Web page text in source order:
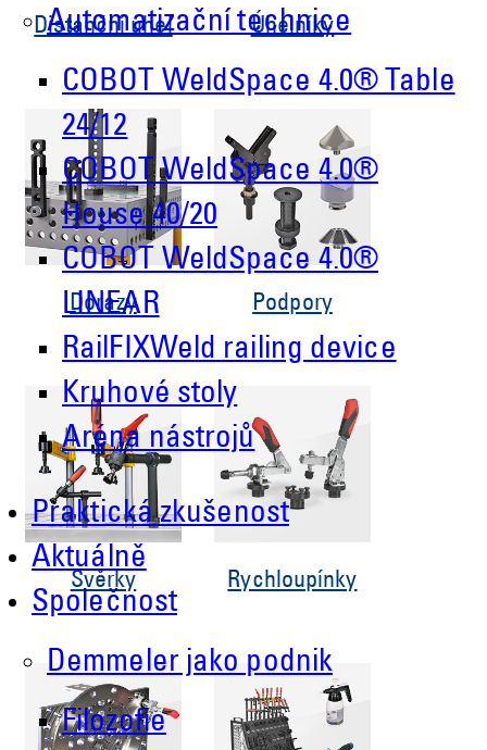
Automatizační technice
COBOT WeldSpace 4.0® Table
24/12
COBOT WeldSpace 4.0®
House 40/20
COBOT WeldSpace 4.0®
LINEAR
RailFIXWeld railing device
Kruhové stoly
Aréna nástrojů
Praktická zkušenost
Aktuálně
Společnost
Demmeler jako podnik
Filozofie
Distanční úhel Úhelníky
Dorazy Podpory
Svěrky Rychloupínky